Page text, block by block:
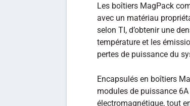
Les boîtiers MagPack
avec un matériau
selon TI, d’obtenir une
température et les
pertes de puissance du
Encapsulés en boîtiers
modules de puissance
électromagnétique, tout